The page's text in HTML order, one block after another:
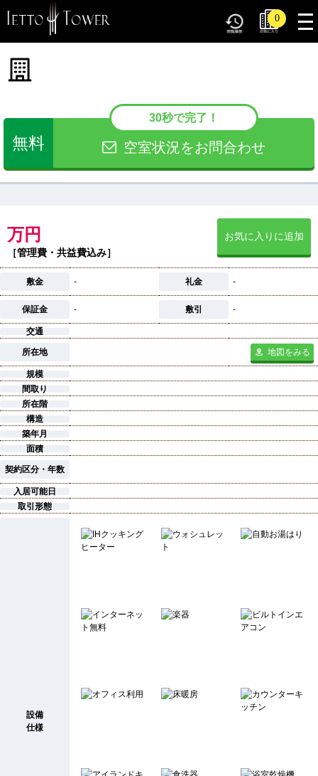
0
無料
30秒で完了！
空室状況をお問合わせ
万円
［管理費・共益費込み］
お気に入りに追加
敷金 - 礼金 -
保証金 - 敷引 -
交通
所在地 地図をみる
規模
間取り
所在階
構造
築年月
面積
契約区分・年数
入居可能日
取引形態
設備
仕様